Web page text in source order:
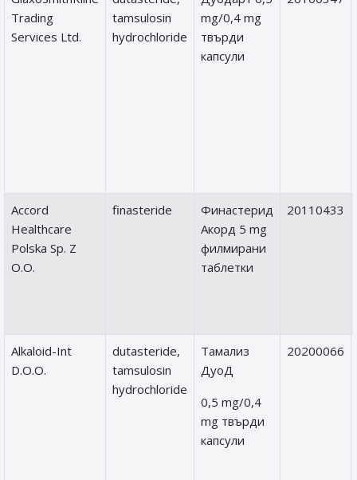
Trading
Services Ltd.
tamsulosin
hydrochloride
mg/0,4 mg
твърди
капсули
Accord
Healthcare
Polska Sp. Z
O.O.
finasteride
Финастерид
Акорд 5 mg
филмирани
таблетки
20110433
Alkaloid-Int
D.O.O.
dutasteride,
tamsulosin
hydrochloride
Тамализ
ДуоД
0,5 mg/0,4
mg твърди
капсули
20200066